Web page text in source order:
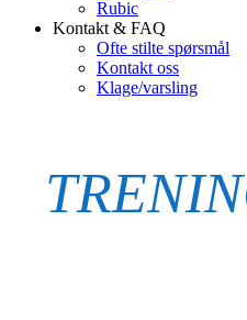
Rubic
Kontakt & FAQ
Ofte stilte spørsmål
Kontakt oss
Klage/varsling